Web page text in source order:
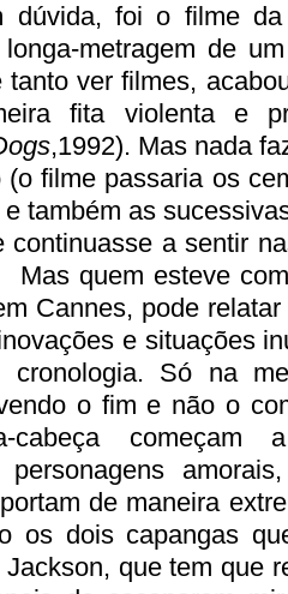
dúvida, foi o filme
metragem de
ver filmes,
fita violenta e
,1992). Mas nada
(o filme passaria os
também as
continuasse a sentir
Mas quem esteve
Cannes, pode
e situações
cronologia. Só na
o fim e não o
cabeça
personagens
de maneira
os dois capangas
que tem que